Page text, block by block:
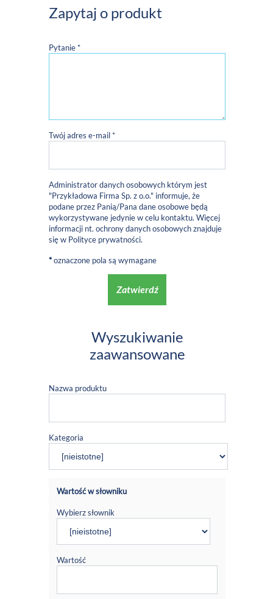
Zapytaj o produkt
Pytanie *
Twój adres e-mail *
Administrator danych osobowych którym jest
"Przykładowa Firma Sp. z o.o." informuje, że
podane przez Panią/Pana dane osobowe będą
wykorzystywane jedynie w celu kontaktu. Więcej
informacji nt. ochrony danych osobowych znajduje
się w Polityce prywatności.
*oznaczone pola są wymagane
Zatwierdź
Wyszukiwanie
zaawansowane
Nazwa produktu
Kategoria
Wartość w słowniku
Wybierz słownik
Wartość